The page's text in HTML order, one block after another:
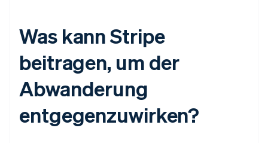
Was kann Stripe
beitragen, um der
Abwanderung
entgegenzuwirken?